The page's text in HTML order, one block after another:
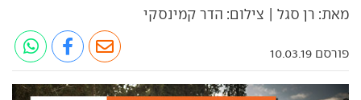
מאת: רן סגל | צילום: הדר קמינסקי
פורסם 10.03.19